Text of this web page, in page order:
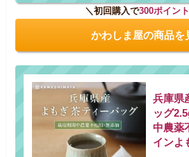
＼初回購入で300ポイント
かわしま屋の商品を
兵庫県
ッグ
中農薬
インよ